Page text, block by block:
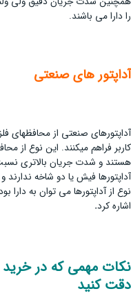
را دارا می ­باشند.
آداپتور های صنعتی
آداپتورهای صنعتی از محافظ­های
کاربر فراهم می­کنند. این نوع از
هستند و شدت جریان بالاتری نسبت
آداپتورها فیش یا دو شاخه
نوع از آداپتورها می توان به
اشاره کرد.
نکات مهمی که در خرید
دقت کنید